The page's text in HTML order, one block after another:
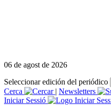
06 de agost de 2026
Seleccionar edición del periódico
Cerca
| Newsletters
Iniciar Sessió